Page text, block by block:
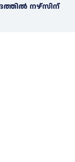
നഴ്‌സിന്